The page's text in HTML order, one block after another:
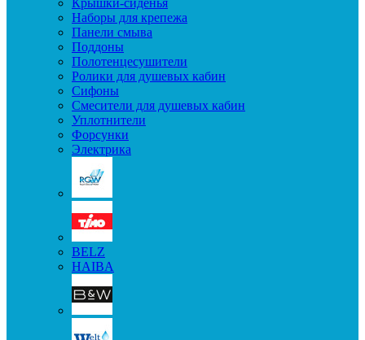
Крышки-сиденья
Наборы для крепежа
Панели смыва
Поддоны
Полотенцесушители
Ролики для душевых кабин
Сифоны
Смесители для душевых кабин
Уплотнители
Форсунки
Электрика
BELZ
HAIBA